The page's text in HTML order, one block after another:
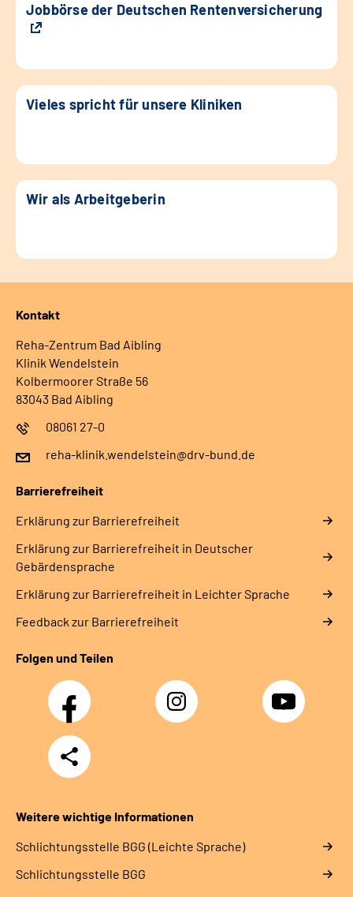
Jobbörse der Deutschen Rentenversicherung
Vieles spricht für unsere Kliniken
Wir als Arbeitgeberin
Kontakt
Reha-Zentrum Bad Aibling
Klinik Wendelstein
Kolbermoorer Straße 56
83043 Bad Aibling
08061 27-0
reha-klinik.wendelstein@drv-bund.de
Barrierefreiheit
Erklärung zur Barrierefreiheit
Erklärung zur Barrierefreiheit in Deutscher
Gebärdensprache
Erklärung zur Barrierefreiheit in Leichter Sprache
Feedback zur Barrierefreiheit
Folgen und Teilen
Facebook Instagram YouTube
Teilen
Weitere wichtige Informationen
Schlich­tungs­stel­le BGG (Leichte Sprache)
Schlich­tungs­stel­le BGG